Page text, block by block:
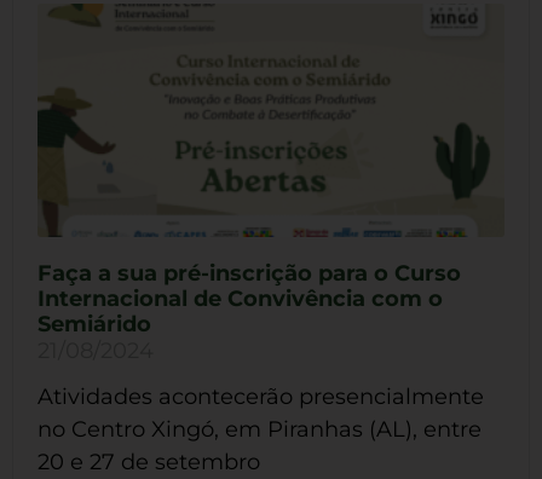
Faça a sua pré-inscrição para o Curso
Internacional de Convivência com o
Semiárido
Atividades acontecerão presencialmente
no Centro Xingó, em Piranhas (AL), entre
20 e 27 de setembro